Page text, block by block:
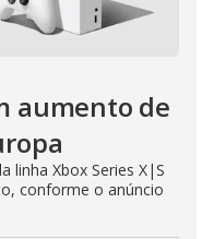
aumento de
linha Xbox Series X|S
conforme o anúncio